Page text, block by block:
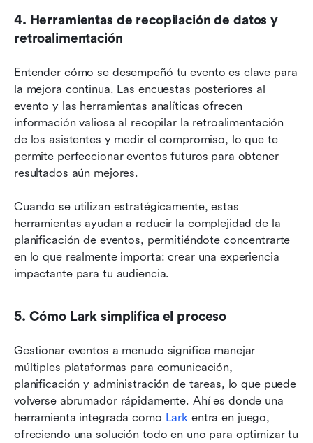
4. Herramientas de recopilación de datos y
retroalimentación
Entender cómo se desempeñó tu evento es clave para
la mejora continua. Las encuestas posteriores al
evento y las herramientas analíticas ofrecen
información valiosa al recopilar la retroalimentación
de los asistentes y medir el compromiso, lo que te
permite perfeccionar eventos futuros para obtener
resultados aún mejores.
Cuando se utilizan estratégicamente, estas
herramientas ayudan a reducir la complejidad de la
planificación de eventos, permitiéndote concentrarte
en lo que realmente importa: crear una experiencia
impactante para tu audiencia.
5. Cómo Lark simplifica el proceso
Gestionar eventos a menudo significa manejar
múltiples plataformas para comunicación,
planificación y administración de tareas, lo que puede
volverse abrumador rápidamente. Ahí es donde una
herramienta integrada como Lark entra en juego,
ofreciendo una solución todo en uno para optimizar tu